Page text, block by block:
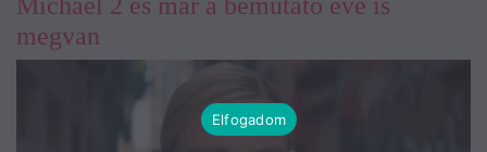
megvan
Elfogadom